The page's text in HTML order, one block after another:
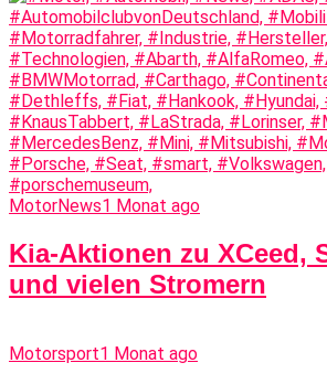
MotorNews1 Monat ago
Kia-Aktionen zu XCeed,
und vielen Stromern
Motorsport1 Monat ago